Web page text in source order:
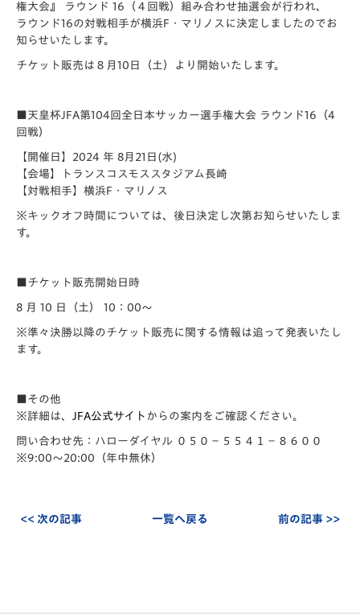
権大会』 ラウンド 16（４回戦）組み合わせ抽選会が行われ、
ラウンド16の対戦相手が横浜F・マリノスに決定しましたのでお
知らせいたします。
チケット販売は８月10日（土）より開始いたします。
■天皇杯JFA第104回全日本サッカー選手権大会 ラウンド16（4
回戦）
【開催日】2024 年 8月21日(水)
【会場】トランスコスモススタジアム長崎
【対戦相手】横浜F・マリノス
※キックオフ時間については、後日決定し次第お知らせいたしま
す。
■チケット販売開始日時
8 月 10 日（土） 10：00～
※準々決勝以降のチケット販売に関する情報は追って発表いたし
ます。
■その他
※詳細は、 JFA公式サイト からの案内をご確認ください。
問い合わせ先：ハローダイヤル ０５０－５５４１－８６００
※9:00～20:00（年中無休）
<< 次の記事 一覧へ戻る 前の記事 >>